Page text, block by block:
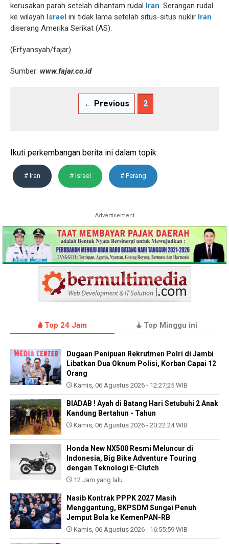
kerusakan parah setelah dihantam rudal Iran. Serangan rudal
ke wilayah Israel ini tidak lama setelah situs-situs nuklir Iran
diserang Amerika Serikat (AS).
(Erfyansyah/fajar)
Sumber: www.fajar.co.id
← Previous 2
Ikuti perkembangan berita ini dalam topik:
# Iran # Israel # Perang
Advertisement
Top 24 Jam Top Minggu ini
Dugaan Penipuan Rekrutmen Polri di Jambi
Libatkan Dua Oknum Polisi, Korban Capai 12
Orang
Kamis, 06 Agustus 2026 - 12:27:25 WIB
BIADAB ! Ayah di Batang Hari Setubuhi 2 Anak
Kandung Bertahun - Tahun
Kamis, 06 Agustus 2026 - 20:22:24 WIB
Honda New NX500 Resmi Meluncur di
Indonesia, Big Bike Adventure Touring
dengan Teknologi E-Clutch
12 Jam yang lalu
Nasib Kontrak PPPK 2027 Masih
Menggantung, BKPSDM Sungai Penuh
Jemput Bola ke KemenPAN-RB
Kamis, 06 Agustus 2026 - 16:55:59 WIB